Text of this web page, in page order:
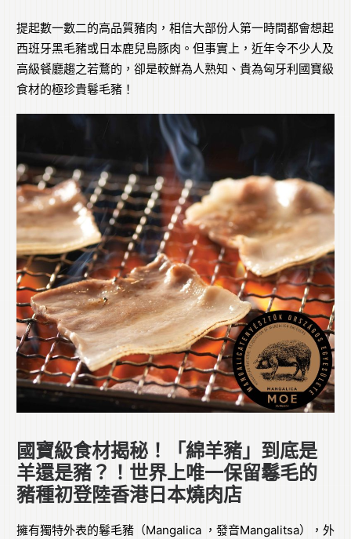
提起數一數二的高品質豬肉，相信大部份人第一時間都會想起
西班牙黑毛豬或日本鹿兒島豚肉。但事實上，近年令不少人及
高級餐廳趨之若鶩的，卻是較鮮為人熟知、貴為匈牙利國寶級
食材的極珍貴鬈毛豬！
國寶級食材揭秘！「綿羊豬」到底是
羊還是豬？！世界上唯一保留鬈毛的
豬種初登陸香港日本燒肉店
擁有獨特外表的鬈毛豬（Mangalica ，發音Mangalitsa），外